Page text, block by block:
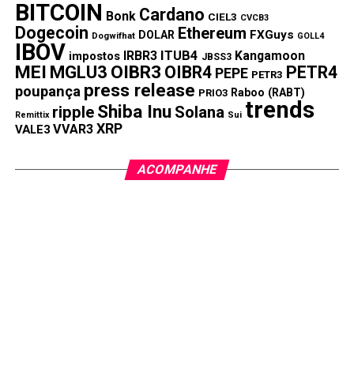
Link
TÓPICOS RELACIONADOS: BITCOIN
PRÓXIMA:
US$ 336 milhões em XRP fogem das exchanges
NÃO PERCA:
Após a alta da Zcash, agora é a vez da criptomoeda
de privacidade Monero disparar
BITCOIN Bonk Cardano CIEL3 CVCB3
Dogecoin Dogwifhat DOLAR Ethereum FXGuys GOLL4
IBOV impostos IRBR3 ITUB4 JBSS3 Kangamoon
MEI MGLU3 OIBR3 OIBR4 PEPE PETR3 PETR4
poupança press release PRIO3 Raboo (RABT)
Remittix ripple Shiba Inu Solana Sui trends
VALE3 VVAR3 XRP
ACOMPANHE